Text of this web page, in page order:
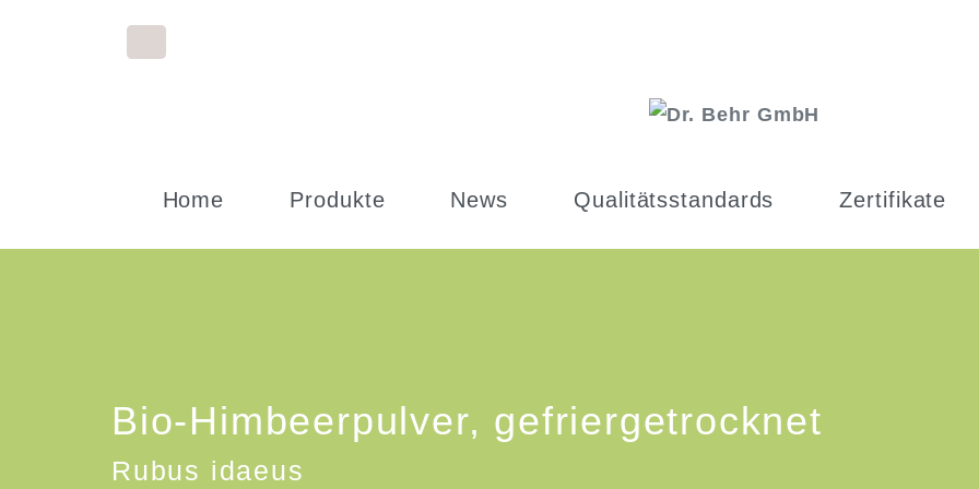
Home Produkte News Qualitätsstandards Zertifikate
Bio-Himbeerpulver, gefriergetrocknet
Rubus idaeus